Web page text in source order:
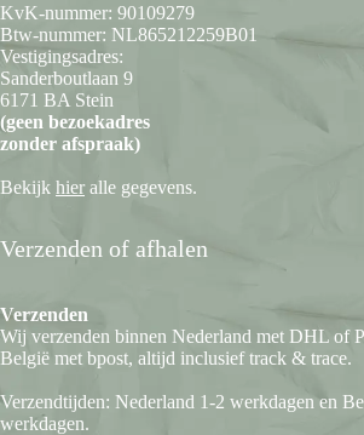
KvK-nummer: 90109279
Btw-nummer: NL865212259B01
Vestigingsadres:
Sanderboutlaan 9
6171 BA Stein
(geen bezoekadres
zonder afspraak)
Bekijk hier alle gegevens.
Verzenden of afhalen
Verzenden
Wij verzenden binnen Nederland met DHL of
België met bpost, altijd inclusief track & trace.
Verzendtijden: Nederland 1-2 werkdagen en
werkdagen.